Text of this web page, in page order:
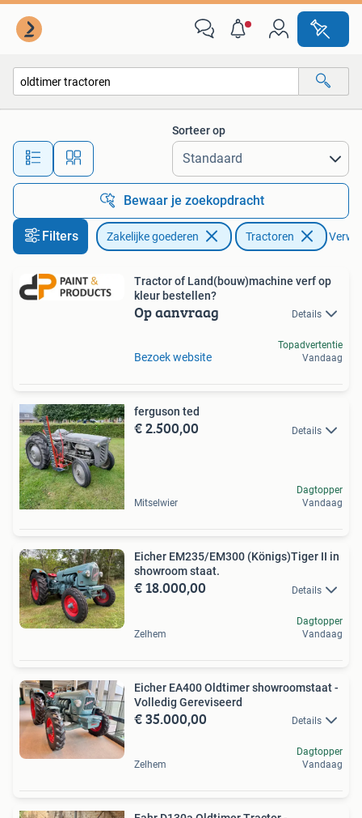
Alle afstanden…
Sorteer op
Bewaar je zoekopdracht
Filters Zakelijke goederen Tractoren
Tractor of Land(bouw)machine verf op
kleur bestellen?
Op aanvraag Details
Bezoek website
Topadvertentie
Vandaag
ferguson ted
€ 2.500,00 Details
Mitselwier
Dagtopper
Vandaag
Eicher EM235/EM300 (Königs)Tiger II in
showroom staat.
€ 18.000,00 Details
Zelhem
Dagtopper
Vandaag
Eicher EA400 Oldtimer showroomstaat -
Volledig Gereviseerd
€ 35.000,00 Details
Zelhem
Dagtopper
Vandaag